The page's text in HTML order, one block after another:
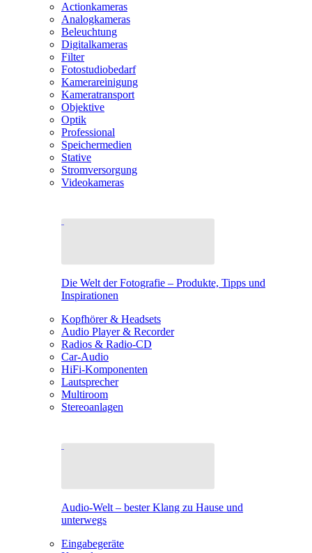
Actionkameras
Analogkameras
Beleuchtung
Digitalkameras
Filter
Fotostudiobedarf
Kamerareinigung
Kameratransport
Objektive
Optik
Professional
Speichermedien
Stative
Stromversorgung
Videokameras
Die Welt der Fotografie – Produkte, Tipps und
Inspirationen
Kopfhörer & Headsets
Audio Player & Recorder
Radios & Radio-CD
Car-Audio
HiFi-Komponenten
Lautsprecher
Multiroom
Stereoanlagen
Audio-Welt – bester Klang zu Hause und
unterwegs
Eingabegeräte